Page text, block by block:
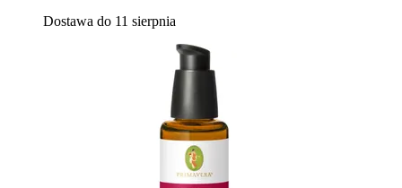
Dostawa do 11 sierpnia